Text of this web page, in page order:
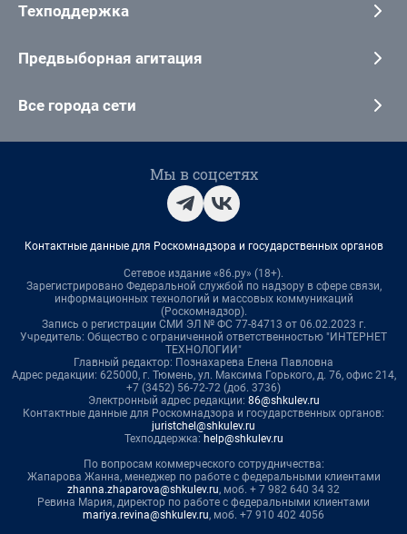
Техподдержка
Предвыборная агитация
Все города сети
Мы в соцсетях
Контактные данные для Роскомнадзора и государственных органов
Сетевое издание «86.ру» (18+).
Зарегистрировано Федеральной службой по надзору в сфере связи,
информационных технологий и массовых коммуникаций
(Роскомнадзор).
Запись о регистрации СМИ ЭЛ № ФС 77-84713 от 06.02.2023 г.
Учредитель: Общество с ограниченной ответственностью "ИНТЕРНЕТ
ТЕХНОЛОГИИ"
Главный редактор: Познахарева Елена Павловна
Адрес редакции: 625000, г. Тюмень, ул. Максима Горького, д. 76, офис 214,
+7 (3452) 56-72-72 (доб. 3736)
Электронный адрес редакции: 86@shkulev.ru
Контактные данные для Роскомнадзора и государственных органов:
juristchel@shkulev.ru
Техподдержка: help@shkulev.ru
По вопросам коммерческого сотрудничества:
Жапарова Жанна, менеджер по работе с федеральными клиентами
zhanna.zhaparova@shkulev.ru, моб. + 7 982 640 34 32
Ревина Мария, директор по работе с федеральными клиентами
mariya.revina@shkulev.ru, моб. +7 910 402 4056